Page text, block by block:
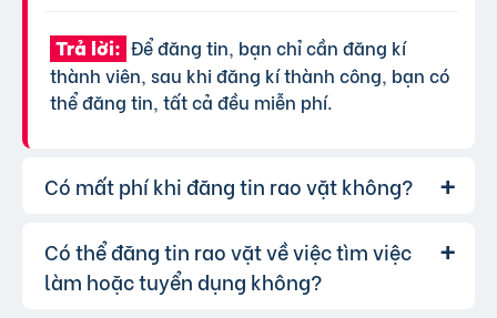
Trả lời: Để đăng tin, bạn chỉ cần đăng kí
thành viên, sau khi đăng kí thành công, bạn có
thể đăng tin, tất cả đều miễn phí.
Có mất phí khi đăng tin rao vặt không?
Trả lời: Chúng tôi cung cấp gói đăng tin miễn
phí cơ bản cho tất cả người dùng. Tuy nhiên, để
Có thể đăng tin rao vặt về việc tìm việc
làm hoặc tuyển dụng không?